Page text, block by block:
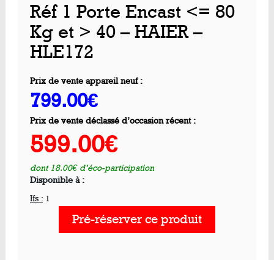
Réf 1 Porte Encast <= 80
Kg et > 40 – HAIER –
HLE172
Prix de vente appareil neuf :
799.00€
Prix de vente déclassé d’occasion récent :
599.00€
dont 18.00€ d’éco-participation
Disponible à :
Ifs : 1
Pré-réserver ce produit